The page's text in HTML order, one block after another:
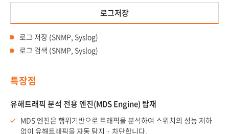
로그저장
로그 저장 (SNMP, Syslog)
로그 검색 (SNMP, Syslog)
특장점
유해트래픽 분석 전용 엔진(MDS Engine) 탑재
MDS 엔진은 행위기반으로 트래픽을 분석하여 스위치의 성능 저하
없이 유해트래픽을 자동 탐지 · 차단합니다.